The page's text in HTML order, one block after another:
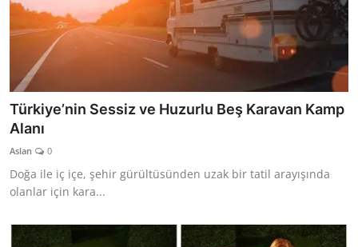
Türkiye’nin Sessiz ve Huzurlu Beş Karavan Kamp
Alanı
Aslan 0
Doğa ile iç içe, şehir gürültüsünden uzak bir tatil arayışında
olanlar için kara...